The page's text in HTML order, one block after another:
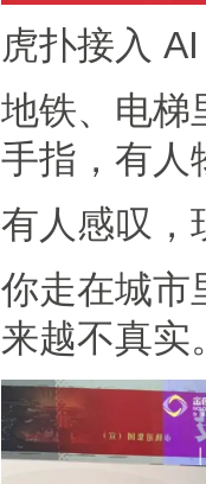
虎扑接入
地铁、电梯
手指，有人
有人感叹，
你走在城市
来越不真实